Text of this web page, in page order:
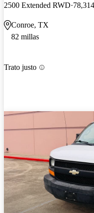
2500 Extended RWD
Conroe, TX
82 millas
Trato justo